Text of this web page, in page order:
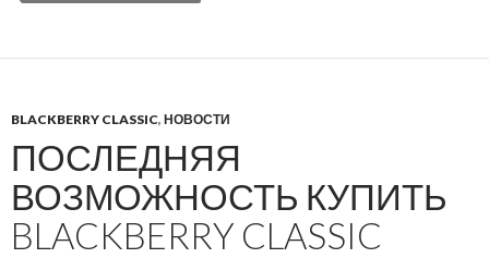
BLACKBERRY CLASSIC, НОВОСТИ
ПОСЛЕДНЯЯ
ВОЗМОЖНОСТЬ КУПИТЬ
BLACKBERRY CLASSIC